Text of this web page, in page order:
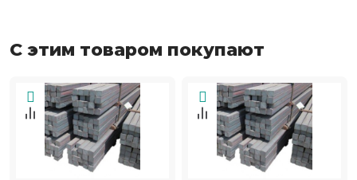
С этим товаром покупают